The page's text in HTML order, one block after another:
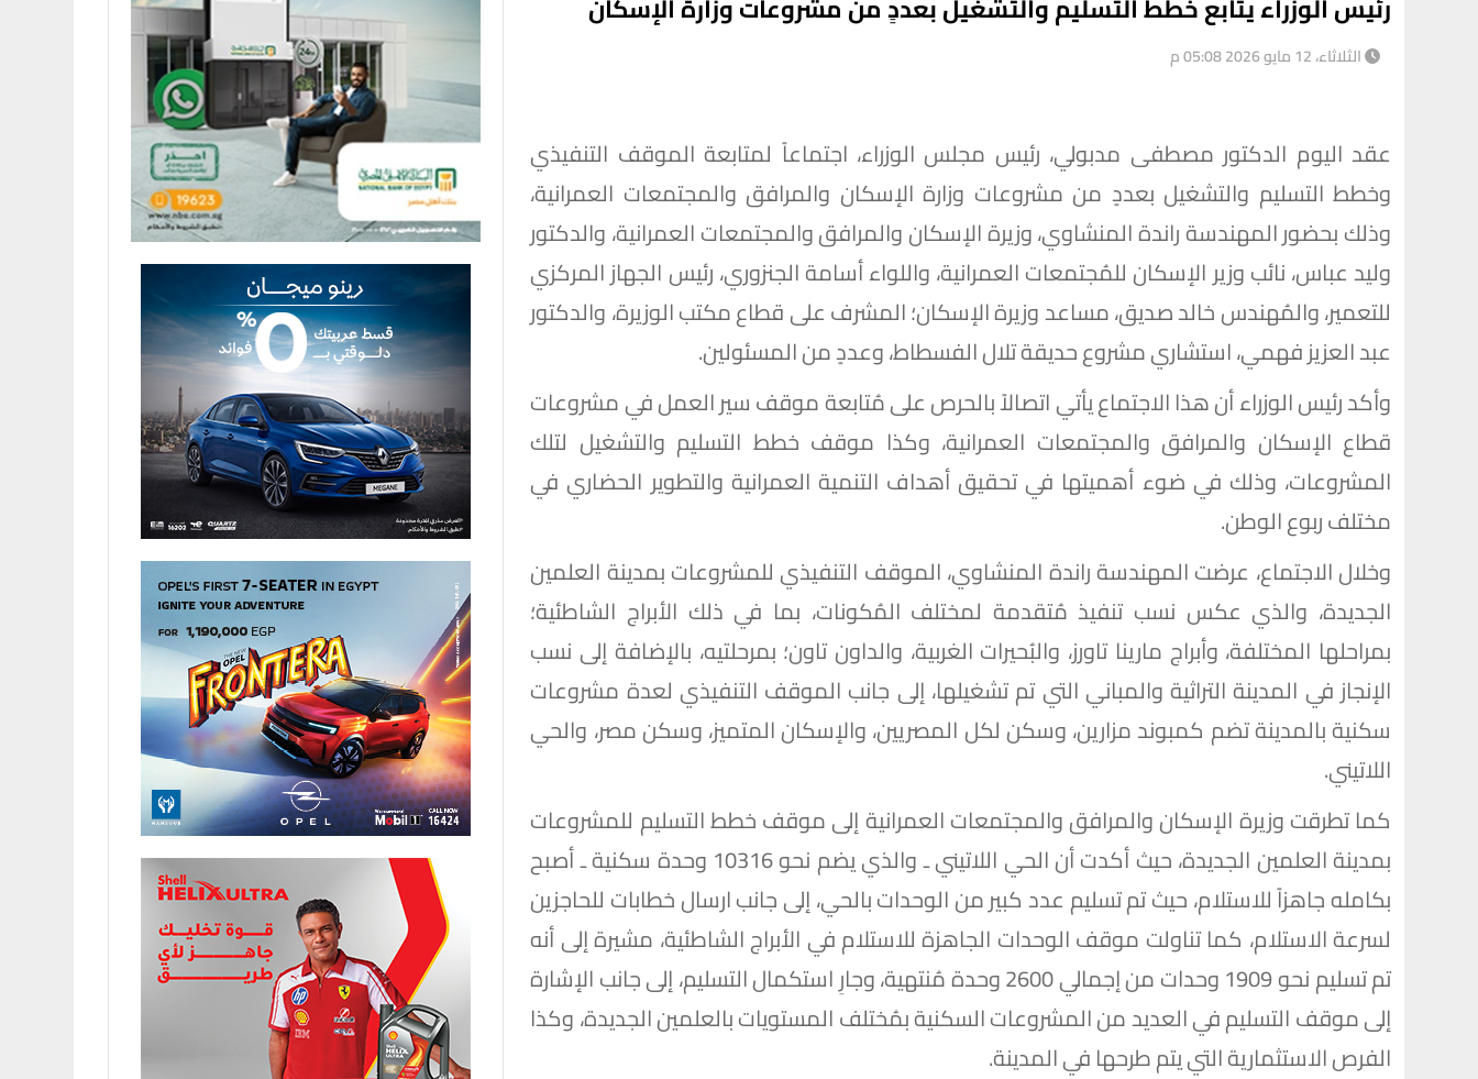
الثلاثاء، 12 مايو 2026 05:08 م
عقد اليوم الدكتور مصطفى مدبولي، رئيس مجلس الوزراء، اجتماعاً لمتابعة الموقف التنفيذي
وخطط التسليم والتشغيل بعددٍ من مشروعات وزارة الإسكان والمرافق والمجتمعات العمرانية،
وذلك بحضور المهندسة راندة المنشاوي، وزيرة الإسكان والمرافق والمجتمعات العمرانية، والدكتور
وليد عباس، نائب وزير الإسكان للمُجتمعات العمرانية، واللواء أسامة الجنزوري، رئيس الجهاز المركزي
للتعمير، والمُهندس خالد صديق، مساعد وزيرة الإسكان؛ المشرف على قطاع مكتب الوزيرة، والدكتور
عبد العزيز فهمي، استشاري مشروع حديقة تلال الفسطاط، وعددٍ من المسئولين.
وأكد رئيس الوزراء أن هذا الاجتماع يأتي اتصالاً بالحرص على مُتابعة موقف سير العمل في مشروعات
قطاع الإسكان والمرافق والمجتمعات العمرانية، وكذا موقف خطط التسليم والتشغيل لتلك
المشروعات، وذلك في ضوء أهميتها في تحقيق أهداف التنمية العمرانية والتطوير الحضاري في
مختلف ربوع الوطن.
وخلال الاجتماع، عرضت المهندسة راندة المنشاوي، الموقف التنفيذي للمشروعات بمدينة العلمين
الجديدة، والذي عكس نسب تنفيذ مُتقدمة لمختلف المُكونات، بما في ذلك الأبراج الشاطئية؛
بمراحلها المختلفة، وأبراج مارينا تاورز، والبُحيرات الغربية، والداون تاون؛ بمرحلتيه، بالإضافة إلى نسب
الإنجاز في المدينة التراثية والمباني التي تم تشغيلها، إلى جانب الموقف التنفيذي لعدة مشروعات
سكنية بالمدينة تضم كمبوند مزارين، وسكن لكل المصريين، والإسكان المتميز، وسكن مصر، والحي
اللاتيني.
كما تطرقت وزيرة الإسكان والمرافق والمجتمعات العمرانية إلى موقف خطط التسليم للمشروعات
بمدينة العلمين الجديدة، حيث أكدت أن الحي اللاتيني ـ والذي يضم نحو 10316 وحدة سكنية ـ أصبح
بكامله جاهزاً للاستلام، حيث تم تسليم عدد كبير من الوحدات بالحي، إلى جانب ارسال خطابات للحاجزين
لسرعة الاستلام، كما تناولت موقف الوحدات الجاهزة للاستلام في الأبراج الشاطئية، مشيرة إلى أنه
تم تسليم نحو 1909 وحدات من إجمالي 2600 وحدة مُنتهية، وجارِ استكمال التسليم، إلى جانب الإشارة
إلى موقف التسليم في العديد من المشروعات السكنية بمُختلف المستويات بالعلمين الجديدة، وكذا
الفرص الاستثمارية التي يتم طرحها في المدينة.